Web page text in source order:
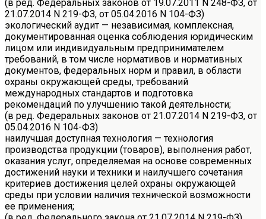
(в ред. Федеральных законов от 19.07.2011 N 248-ФЗ, от
21.07.2014 N 219-ФЗ, от 05.04.2016 N 104-ФЗ)
экологический аудит — независимая, комплексная,
документированная оценка соблюдения юридическим
лицом или индивидуальным предпринимателем
требований, в том числе нормативов и нормативных
документов, федеральных норм и правил, в области
охраны окружающей среды, требований
международных стандартов и подготовка
рекомендаций по улучшению такой деятельности;
(в ред. Федеральных законов от 21.07.2014 N 219-ФЗ, от
05.04.2016 N 104-ФЗ)
наилучшая доступная технология — технология
производства продукции (товаров), выполнения работ,
оказания услуг, определяемая на основе современных
достижений науки и техники и наилучшего сочетания
критериев достижения целей охраны окружающей
среды при условии наличия технической возможности
ее применения;